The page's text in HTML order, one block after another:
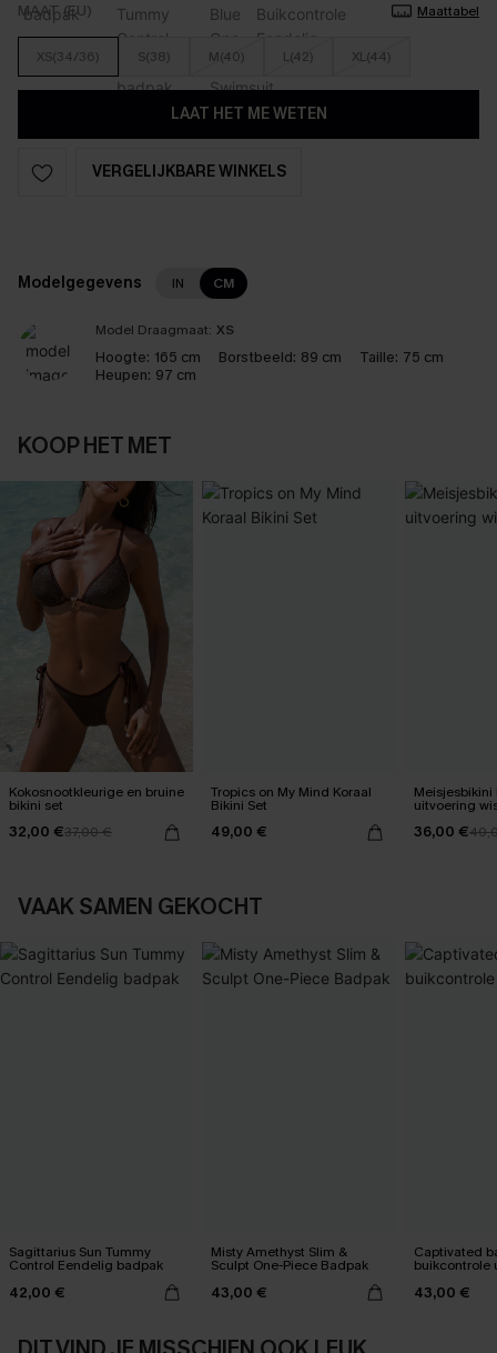
MAAT (EU) Maattabel
XS(34/36) S(38) M(40) L(42) XL(44)
LAAT HET ME WETEN
VERGELIJKBARE WINKELS
Modelgegevens IN CM
Model Draagmaat: XS
Hoogte: 165 cm Borstbeeld: 89 cm Taille: 75 cm
Heupen: 97 cm
KOOP HET MET
Kokosnootkleurige en bruine
bikini set
32,00 €37,00 €
Tropics on My Mind Koraal
Bikini Set
49,00 € 36,00 €
VAAK SAMEN GEKOCHT
Sagittarius Sun Tummy
Control Eendelig badpak
42,00 €
Misty Amethyst Slim &
Sculpt One-Piece Badpak
43,00 €
Captivated
buikcontrole
43,00 €